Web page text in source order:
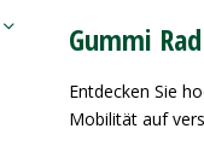
Gummi
Entdecken Sie
Mobilität auf